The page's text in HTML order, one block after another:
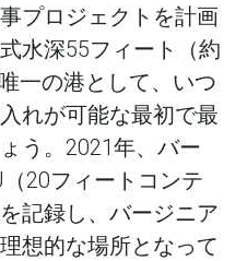
プロジェクトを計画
水深55フィート（約
一の港として、いつ
れが可能な最初で最
う。2021年、バー
20フィートコンテ
記録し、バージニア
想的な場所となって